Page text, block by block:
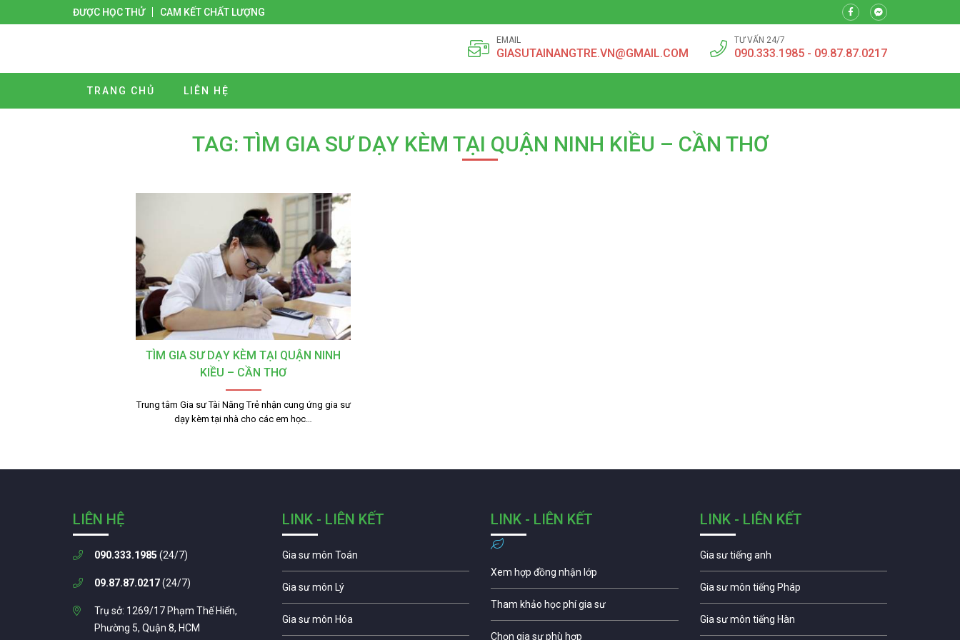
ĐƯỢC HỌC THỬ CAM KẾT CHẤT LƯỢNG
EMAIL
GIASUTAINANGTRE.VN@GMAIL.COM
TƯ VẤN 24/7
090.333.1985 - 09.87.87.0217
TRANG CHỦ LIÊN HỆ
TAG: TÌM GIA SƯ DẠY KÈM TẠI QUẬN NINH KIỀU – CẦN THƠ
TÌM GIA SƯ DẠY KÈM TẠI QUẬN NINH
KIỀU – CẦN THƠ
Trung tâm Gia sư Tài Năng Trẻ nhận cung ứng gia sư
dạy kèm tại nhà cho các em học…
LIÊN HỆ
090.333.1985 (24/7)
09.87.87.0217(24/7)
Trụ sở: 1269/17 Phạm Thế Hiển,
Phường 5, Quận 8, HCM
LINK - LIÊN KẾT
Gia sư môn Toán
Gia sư môn Lý
Gia sư môn Hóa
LINK - LIÊN KẾT
Xem hợp đồng nhận lớp
Tham khảo học phí gia sư
Chọn gia sư phù hợp
LINK - LIÊN KẾT
Gia sư tiếng anh
Gia sư môn tiếng Pháp
Gia sư môn tiếng Hàn